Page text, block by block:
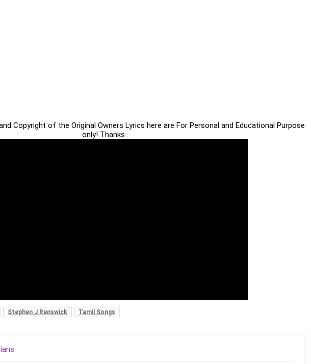
Copyright of the Original Owners Lyrics here are For Personal and Educational Purpose
only! Thanks .
Stephen J Renswick Tamil Songs